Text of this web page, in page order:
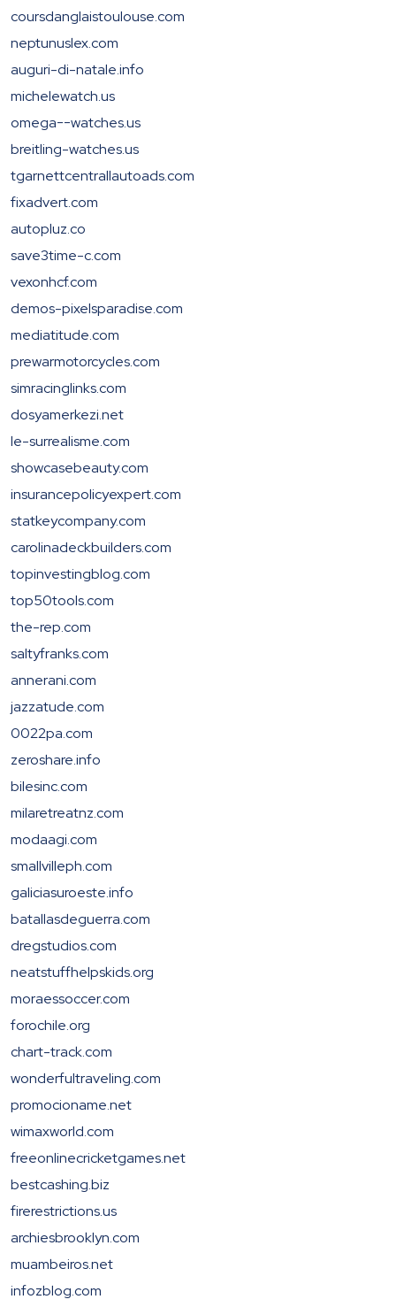
coursdanglaistoulouse.com
neptunuslex.com
auguri-di-natale.info
michelewatch.us
omega--watches.us
breitling-watches.us
tgarnettcentrallautoads.com
fixadvert.com
autopluz.co
save3time-c.com
vexonhcf.com
demos-pixelsparadise.com
mediatitude.com
prewarmotorcycles.com
simracinglinks.com
dosyamerkezi.net
le-surrealisme.com
showcasebeauty.com
insurancepolicyexpert.com
statkeycompany.com
carolinadeckbuilders.com
topinvestingblog.com
top50tools.com
the-rep.com
saltyfranks.com
annerani.com
jazzatude.com
0022pa.com
zeroshare.info
bilesinc.com
milaretreatnz.com
modaagi.com
smallvilleph.com
galiciasuroeste.info
batallasdeguerra.com
dregstudios.com
neatstuffhelpskids.org
moraessoccer.com
forochile.org
chart-track.com
wonderfultraveling.com
promocioname.net
wimaxworld.com
freeonlinecricketgames.net
bestcashing.biz
firerestrictions.us
archiesbrooklyn.com
muambeiros.net
infozblog.com